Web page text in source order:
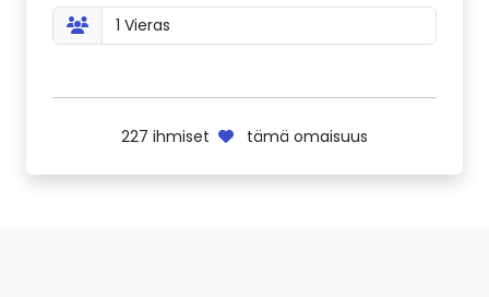
227 ihmiset tämä omaisuus